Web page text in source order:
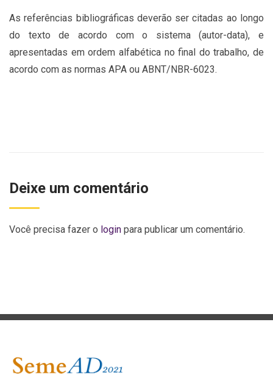
As referências bibliográficas deverão ser citadas ao longo
do texto de acordo com o sistema (autor-data), e
apresentadas em ordem alfabética no final do trabalho, de
acordo com as normas APA ou ABNT/NBR-6023.
Deixe um comentário
Você precisa fazer o login para publicar um comentário.